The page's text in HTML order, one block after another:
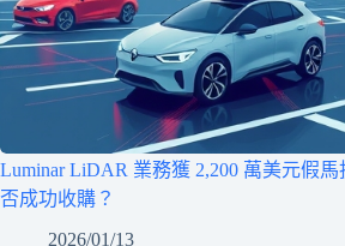
Luminar LiDAR 業務獲 2,200 萬美元假
否成功收購？
2026/01/13